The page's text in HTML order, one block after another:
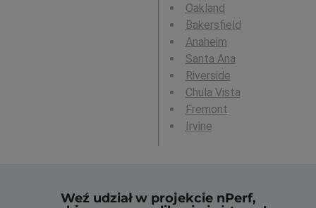
Oakland
Bakersfield
Anaheim
Santa Ana
Riverside
Chula Vista
Fremont
Irvine
Weź udział w projekcie nPerf,